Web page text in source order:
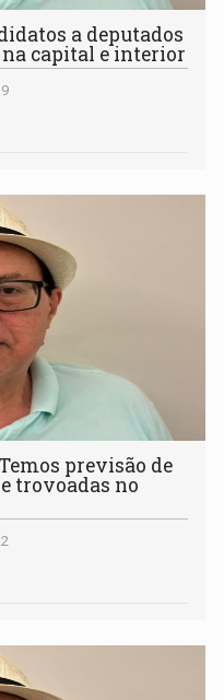
a deputados
capital e interior
previsão de
trovoadas no